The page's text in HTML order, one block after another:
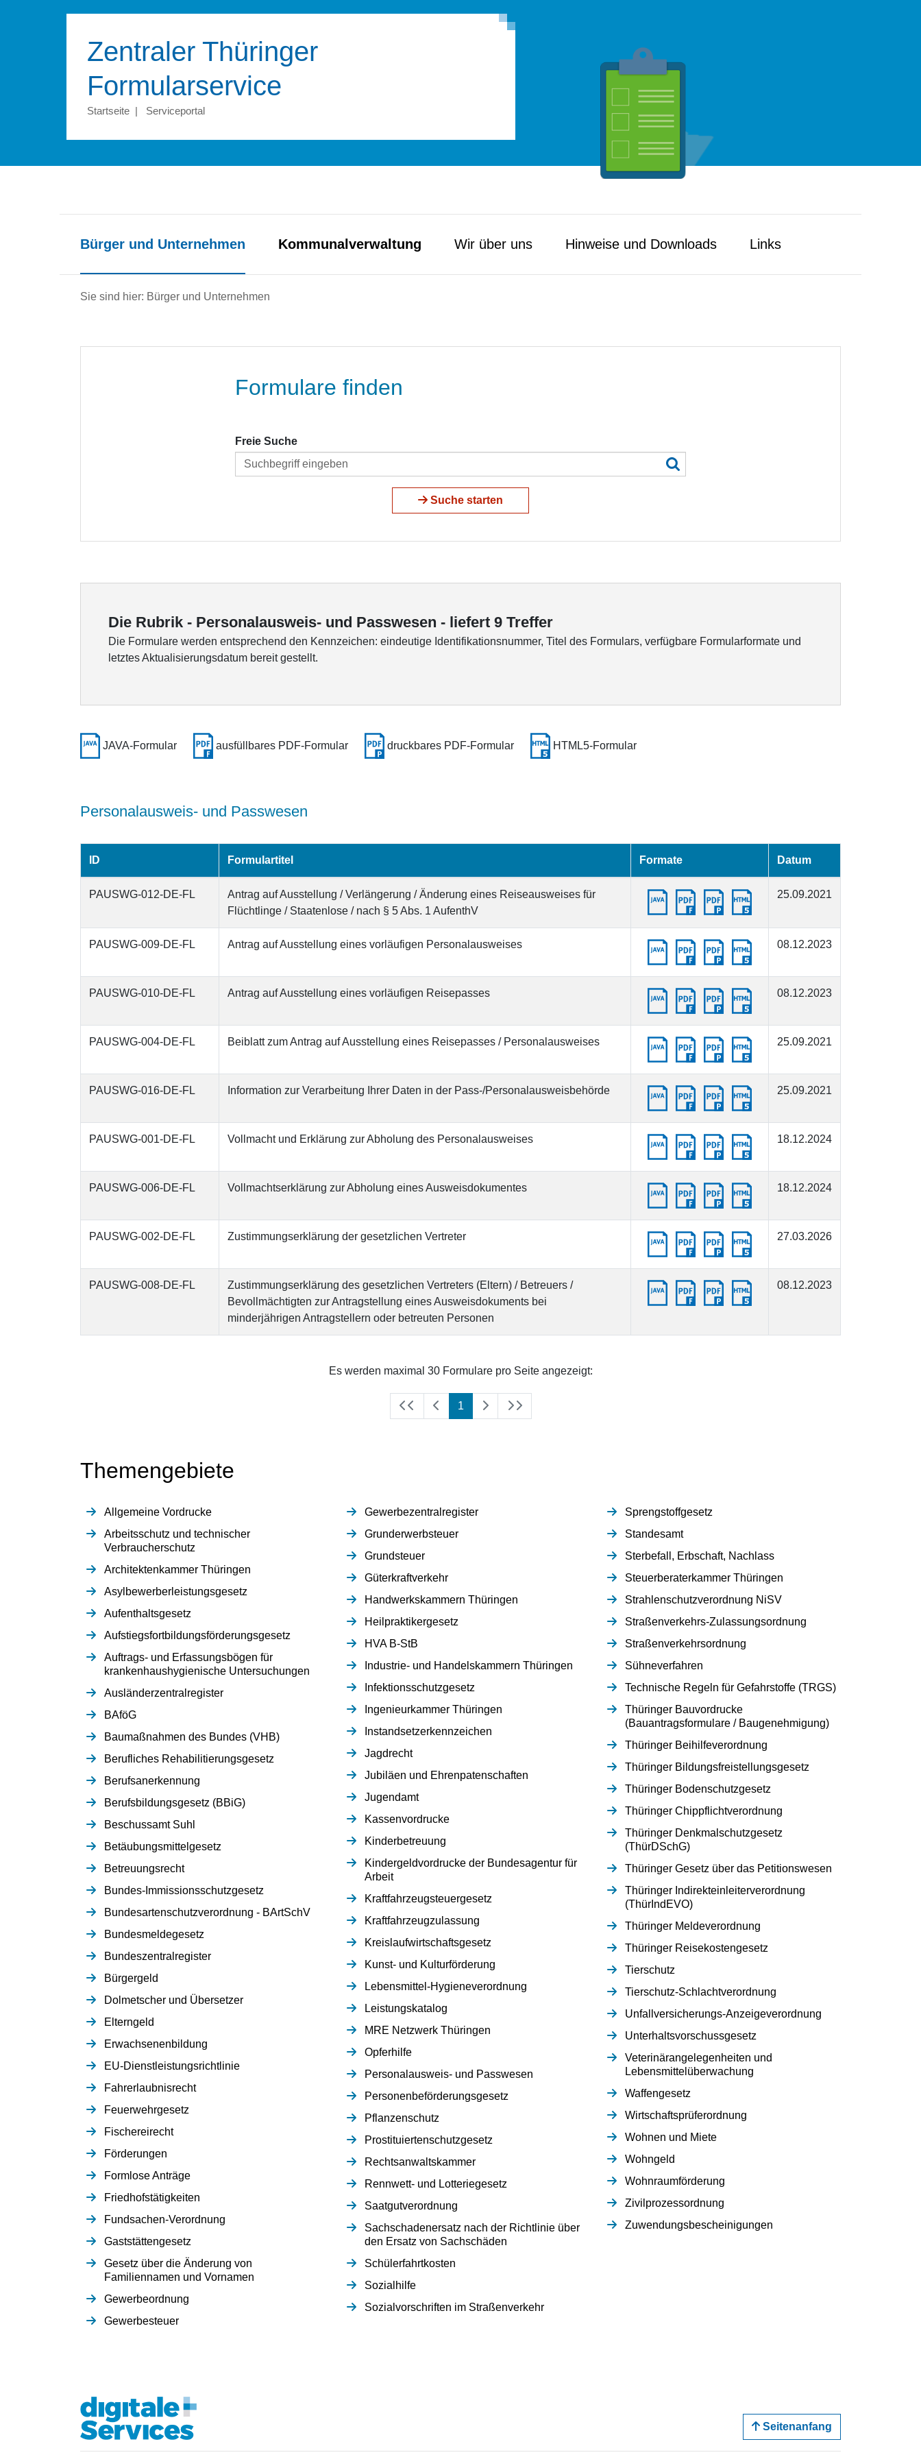
Zentraler Thüringer
Formular­service
Startseite | Serviceportal
Bürger und Unternehmen Kommunal­verwaltung Wir über uns Hinweise und Downloads Links
Sie sind hier: Bürger und Unternehmen
Formulare finden
Freie Suche
Suche starten
Die Rubrik - Personalausweis- und Passwesen - liefert 9 Treffer
Die Formulare werden entsprechend den Kennzeichen: eindeutige Identifikationsnummer, Titel des Formulars, verfügbare Formularformate und
letztes Aktualisierungsdatum bereit gestellt.
JAVA-Formular ausfüllbares PDF-Formular druckbares PDF-Formular HTML5-Formular
Personalausweis- und Passwesen
ID Formulartitel Formate Datum
PAUSWG-012-DE-FL
Antrag auf Ausstellung / Verlängerung / Änderung eines Reiseausweises für
Flüchtlinge / Staatenlose / nach § 5 Abs. 1 AufenthV
25.09.2021
PAUSWG-009-DE-FL Antrag auf Ausstellung eines vorläufigen Personalausweises 08.12.2023
PAUSWG-010-DE-FL Antrag auf Ausstellung eines vorläufigen Reisepasses 08.12.2023
PAUSWG-004-DE-FL Beiblatt zum Antrag auf Ausstellung eines Reisepasses / Personalausweises 25.09.2021
PAUSWG-016-DE-FL Information zur Verarbeitung Ihrer Daten in der Pass-/Personalausweisbehörde 25.09.2021
PAUSWG-001-DE-FL Vollmacht und Erklärung zur Abholung des Personalausweises 18.12.2024
PAUSWG-006-DE-FL Vollmachtserklärung zur Abholung eines Ausweisdokumentes 18.12.2024
PAUSWG-002-DE-FL Zustimmungserklärung der gesetzlichen Vertreter 27.03.2026
PAUSWG-008-DE-FL
Zustimmungserklärung des gesetzlichen Vertreters (Eltern) / Betreuers /
Bevollmächtigten zur Antragstellung eines Ausweisdokuments bei
minderjährigen Antragstellern oder betreuten Personen
08.12.2023
Es werden maximal 30 Formulare pro Seite angezeigt:
1 (aktuell)
Themengebiete
Allgemeine Vordrucke
Arbeitsschutz und technischer
Verbraucherschutz
Architektenkammer Thüringen
Asylbewerberleistungsgesetz
Aufenthaltsgesetz
Aufstiegsfortbildungsförderungsgesetz
Auftrags- und Erfassungsbögen für
krankenhaushygienische Untersuchungen
Ausländerzentralregister
BAföG
Baumaßnahmen des Bundes (VHB)
Berufliches Rehabilitierungsgesetz
Berufsanerkennung
Berufsbildungsgesetz (BBiG)
Beschussamt Suhl
Betäubungsmittelgesetz
Betreuungsrecht
Bundes-Immissionsschutzgesetz
Bundesartenschutzverordnung - BArtSchV
Bundesmeldegesetz
Bundeszentralregister
Bürgergeld
Dolmetscher und Übersetzer
Elterngeld
Erwachsenenbildung
EU-Dienstleistungsrichtlinie
Fahrerlaubnisrecht
Feuerwehrgesetz
Fischereirecht
Förderungen
Formlose Anträge
Friedhofstätigkeiten
Fundsachen-Verordnung
Gaststättengesetz
Gesetz über die Änderung von
Familiennamen und Vornamen
Gewerbeordnung
Gewerbesteuer
Gewerbezentralregister
Grunderwerbsteuer
Grundsteuer
Güterkraftverkehr
Handwerkskammern Thüringen
Heilpraktikergesetz
HVA B-StB
Industrie- und Handelskammern Thüringen
Infektionsschutzgesetz
Ingenieurkammer Thüringen
Instandsetzerkennzeichen
Jagdrecht
Jubiläen und Ehrenpatenschaften
Jugendamt
Kassenvordrucke
Kinderbetreuung
Kindergeldvordrucke der Bundesagentur für
Arbeit
Kraftfahrzeugsteuergesetz
Kraftfahrzeugzulassung
Kreislaufwirtschaftsgesetz
Kunst- und Kulturförderung
Lebensmittel-Hygieneverordnung
Leistungskatalog
MRE Netzwerk Thüringen
Opferhilfe
Personalausweis- und Passwesen
Personenbeförderungsgesetz
Pflanzenschutz
Prostituiertenschutzgesetz
Rechtsanwaltskammer
Rennwett- und Lotteriegesetz
Saatgutverordnung
Sachschadenersatz nach der Richtlinie über
den Ersatz von Sachschäden
Schülerfahrtkosten
Sozialhilfe
Sozialvorschriften im Straßenverkehr
Sprengstoffgesetz
Standesamt
Sterbefall, Erbschaft, Nachlass
Steuerberaterkammer Thüringen
Strahlenschutzverordnung NiSV
Straßenverkehrs-Zulassungsordnung
Straßenverkehrsordnung
Sühneverfahren
Technische Regeln für Gefahrstoffe (TRGS)
Thüringer Bauvordrucke
(Bauantragsformulare / Baugenehmigung)
Thüringer Beihilfeverordnung
Thüringer Bildungsfreistellungsgesetz
Thüringer Bodenschutzgesetz
Thüringer Chippflichtverordnung
Thüringer Denkmalschutzgesetz
(ThürDSchG)
Thüringer Gesetz über das Petitionswesen
Thüringer Indirekteinleiterverordnung
(ThürIndEVO)
Thüringer Meldeverordnung
Thüringer Reisekostengesetz
Tierschutz
Tierschutz-Schlachtverordnung
Unfallversicherungs-Anzeigeverordnung
Unterhaltsvorschussgesetz
Veterinärangelegenheiten und
Lebensmittelüberwachung
Waffengesetz
Wirtschaftsprüferordnung
Wohnen und Miete
Wohngeld
Wohnraumförderung
Zivilprozessordnung
Zuwendungsbescheinigungen
Seitenanfang